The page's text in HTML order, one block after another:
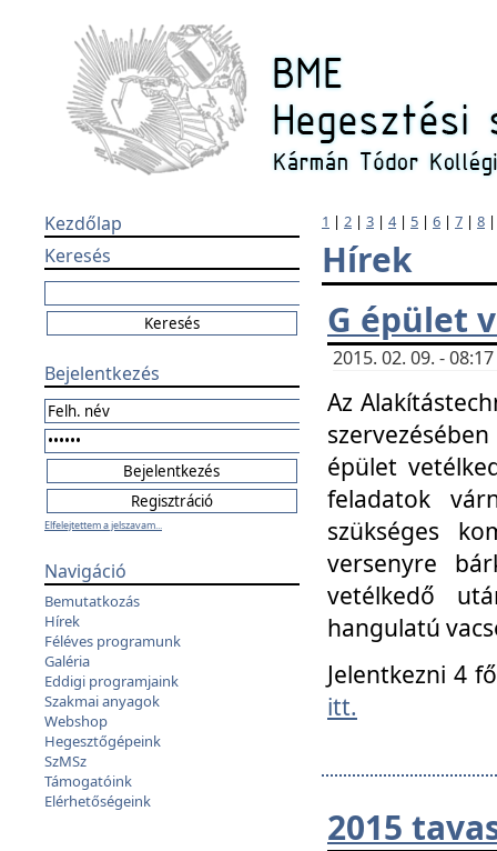
Kezdőlap
Keresés
Bejelentkezés
Elfelejtettem a jelszavam...
Navigáció
Bemutatkozás
Hírek
Féléves programunk
Galéria
Eddigi programjaink
Szakmai anyagok
Webshop
Hegesztőgépeink
SzMSz
Támogatóink
Elérhetőségeink
1 | 2 | 3 | 4| 5 | 6 | 7 | 8
Hírek
G épület
2015. 02. 09. -
Az
épület
feladatok
szükséges
versenyre
vetélkedő
hangulatú
Jelentkezni 4
itt.
2015